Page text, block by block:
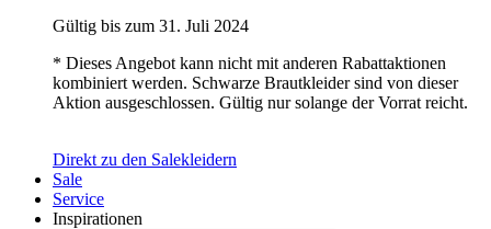
Gültig bis zum 31. Juli 2024
* Dieses Angebot kann nicht mit anderen Rabattaktionen
kombiniert werden. Schwarze Brautkleider sind von dieser
Aktion ausgeschlossen. Gültig nur solange der Vorrat reicht.
Direkt zu den Salekleidern
Sale
Service
Inspirationen